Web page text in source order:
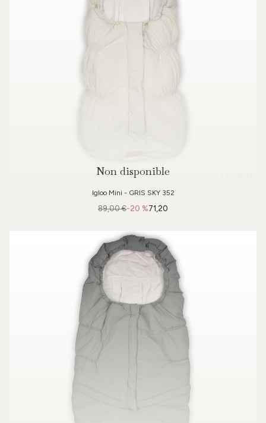
Non disponible
Igloo Mini - GRIS SKY 352
-20 %
89,00 € 71,20